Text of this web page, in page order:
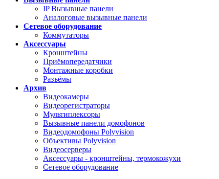
IP Вызывные панели
Аналоговые вызывные панели
Сетевое оборудование
Коммутаторы
Аксессуары
Кронштейны
Приёмопередатчики
Монтажные коробки
Разъёмы
Архив
Видеокамеры
Видеорегистраторы
Мультиплексоры
Вызывные панели домофонов
Видеодомофоны Polyvision
Объективы Polyvision
Видеосерверы
Аксессуары - кронштейны, термокожухи
Сетевое оборудование